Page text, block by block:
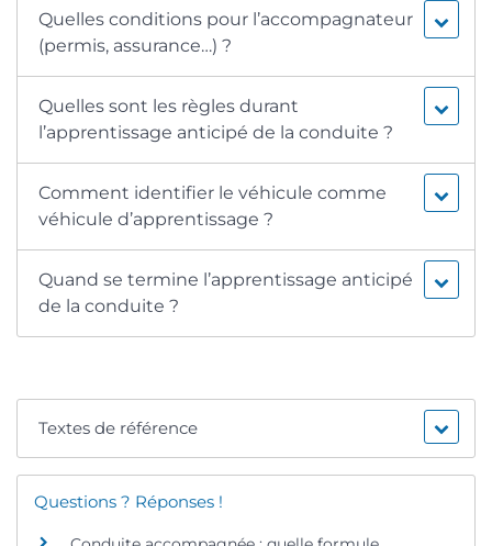
Quelles conditions pour l’accompagnateur
(permis, assurance…) ?
Quelles sont les règles durant
l’apprentissage anticipé de la conduite ?
Comment identifier le véhicule comme
véhicule d’apprentissage ?
Quand se termine l’apprentissage anticipé
de la conduite ?
Textes de référence
Questions ? Réponses !